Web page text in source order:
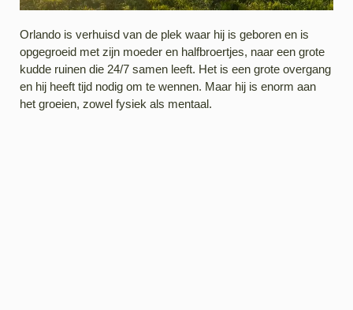
Orlando is verhuisd van de plek waar hij is geboren en is
opgegroeid met zijn moeder en halfbroertjes, naar een grote
kudde ruinen die 24/7 samen leeft. Het is een grote overgang
en hij heeft tijd nodig om te wennen. Maar hij is enorm aan
het groeien, zowel fysiek als mentaal.